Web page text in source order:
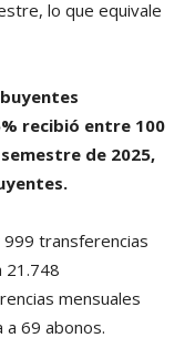
lo que equivale
recibió entre 100
de 2025,
transferencias
21.748
mensuales
69 abonos.